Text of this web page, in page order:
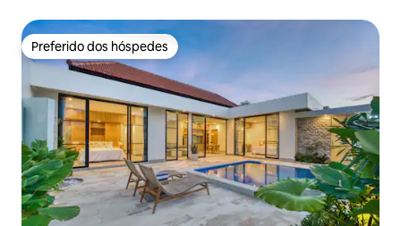
Preferido dos hóspedes
Preferido dos hóspedes